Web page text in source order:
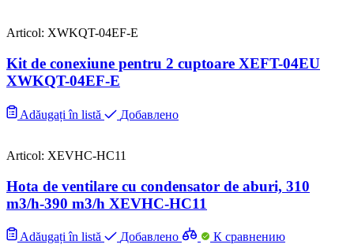
Articol: XWKQT-04EF-E
Kit de conexiune pentru 2 cuptoare XEFT-04EU
XWKQT-04EF-E
Adăugați în listă Добавлено
Articol: XEVHC-HC11
Hota de ventilare cu condensator de aburi, 310
m3/h-390 m3/h XEVHC-HC11
Adăugați în listă Добавлено К сравнению